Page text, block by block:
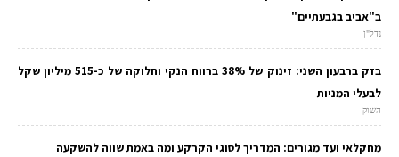
ב"אביב בגבעתיים"
נדל"ן
בזק ברבעון השני: זינוק של 38% ברווח הנקי וחלוקה של כ-515 מיליון שקל
לבעלי המניות
השוק
מחקלאי ועד מגורים: המדריך לסוגי הקרקע ומה באמת שווה להשקעה